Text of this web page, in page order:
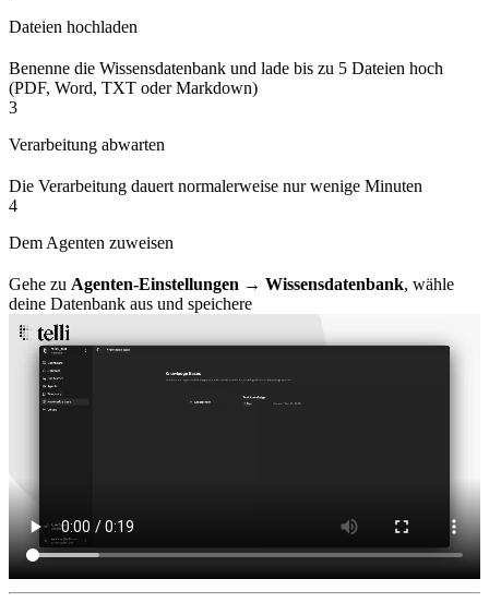
Dateien hochladen
Benenne die Wissensdatenbank und lade bis zu 5 Dateien hoch
(PDF, Word, TXT oder Markdown)
3
Verarbeitung abwarten
Die Verarbeitung dauert normalerweise nur wenige Minuten
4
Dem Agenten zuweisen
Gehe zu Agenten-Einstellungen → Wissensdatenbank, wähle
deine Datenbank aus und speichere